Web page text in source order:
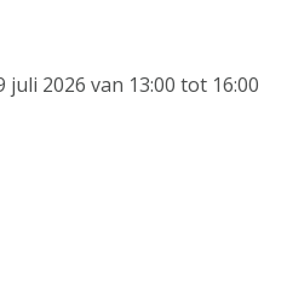
2026 van 13:00 tot 16:00